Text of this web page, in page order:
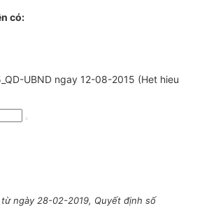
có:
UBND ngay 12-08-2015 (Het hieu
từ ngày 28-02-2019, Quyết định số